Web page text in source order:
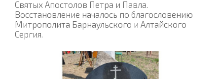
Святых Апостолов Петра и Павла.
Восстановление началось по благословению
Митрополита Барнаульского и Алтайского
Сергия.